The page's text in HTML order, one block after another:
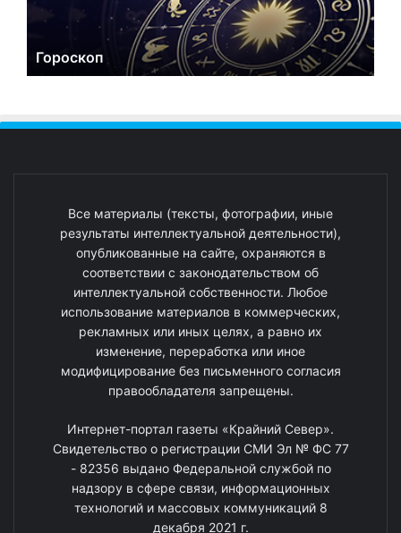
Гороскоп
Все материалы (тексты, фотографии, иные
результаты интеллектуальной деятельности),
опубликованные на сайте, охраняются в
соответствии с законодательством об
интеллектуальной собственности. Любое
использование материалов в коммерческих,
рекламных или иных целях, а равно их
изменение, переработка или иное
модифицирование без письменного согласия
правообладателя запрещены.
Интернет-портал газеты «Крайний Север».
Свидетельство о регистрации СМИ Эл № ФС 77
- 82356 выдано Федеральной службой по
надзору в сфере связи, информационных
технологий и массовых коммуникаций 8
декабря 2021 г.